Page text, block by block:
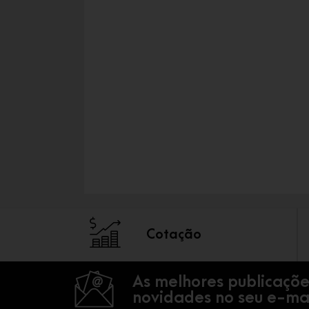
Cotação
As melhores
novidades no seu e-